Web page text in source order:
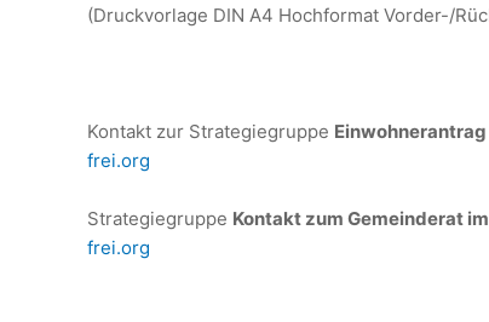
(Druckvorlage DIN A4 Hochformat Vorder-/
Kontakt zur Strategiegruppe
frei.org
Strategiegruppe Kontakt zum Gemeinderat
frei.org